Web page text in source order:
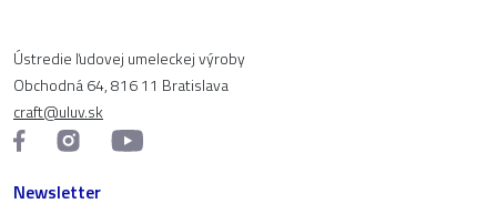
Ústredie ľudovej umeleckej výroby
Obchodná 64, 816 11 Bratislava
craft@uluv.sk
Newsletter